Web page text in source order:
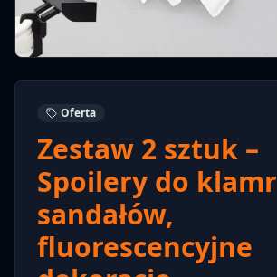
Oferta
Zestaw 2 sztuk –
Spoilery do klamr
sandałów,
fluorescencyjne